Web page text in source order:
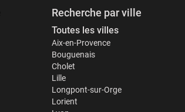
Recherche par ville
Toutes les villes
Aix-en-Provence
Bouguenais
Cholet
Lille
Longpont-sur-Orge
Lorient